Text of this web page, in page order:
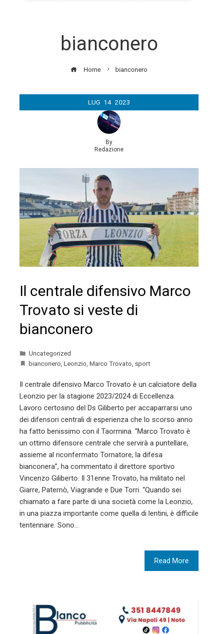
bianconero
Home bianconero
LUG 14 2023
By
Redazione
Il centrale difensivo Marco
Trovato si veste di
bianconero
Uncategorized
bianconero, Leonzio, Marco Trovato, sport
Il centrale difensivo Marco Trovato è un calciatore della
Leonzio per la stagione 2023/2024 di Eccellenza.
Lavoro certosino del Ds Giliberto per accaparrarsi uno
dei difensori centrali di esperienza che lo scorso anno
ha fatto benissimo con il Taormina. “Marco Trovato è
un ottimo difensore centrale che servirà a puntellare,
assieme al riconfermato Tornatore, la difesa
bianconera”, ha commentato il direttore sportivo
Vincenzo Giliberto. Il 31enne Trovato, ha militato nel
Giarre, Paternò, Viagrande e Due Torri. “Quando sei
chiamato a fare parte di una società come la Leonzio,
in una piazza importante come quella di lentini, è difficile
tentennare. Sono…
Read More